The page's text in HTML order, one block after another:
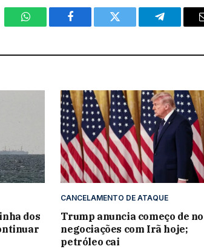
WhatsAppFacebook Twitter Telegram
dos
CANCELAMENTO DE ATAQUE
Trump anuncia começo de
negociações com Irã hoje;
petróleo cai